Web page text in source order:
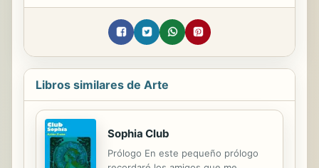
Libros similares de Arte
Sophia Club
Prólogo En este pequeño prólogo